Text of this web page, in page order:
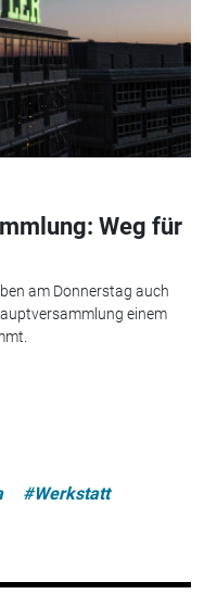
Weg für
am Donnerstag auch
einem
#Werkstatt